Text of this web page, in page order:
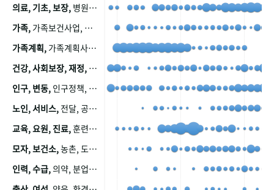
의료, 기초, 보장, 병원, 가정, 연금, 연계, 공적, 일본, 생활, 국민기초생활보장제도, 국민연금, 기금, 저소득층, 근로, 자활, 급여, 환자, 의료비, 모니터링, 한국복지패널, 소득, 지표, 빈곤, 노후, 장애인
가족, 가족보건사업, 산업, 친화, 전국, 출산력
가족계획, 가족계획사업, 가족계획사업평가, 한국가족계획사업, 피임, 보급, 부인, 자궁, 피임약
건강, 사회보장, 재정,
인구, 변동, 인구정책, 저출산, 고령사회, 고령화, 이동, 남북한, 지방자치단체, 컨설팅, 복지정책평가, 집, 사회개발
노인, 서비스, 전달, 공공, 보육, 수요, 공급, 사회서비스, 데이터, 보호, 요양, 아동, 예방, 청소년, 효율, 자원
교육, 요원, 진료,훈련, 보건요원, 마을, 마을건강사업, 보조원, 진료원, 보건진료원, 보건진료원교재
모자, 보건소,농촌, 도시, 금연, 농촌지역, 모자보건사업
인력, 수급,의약, 분업, 식품, 의약품, 의사, 안전